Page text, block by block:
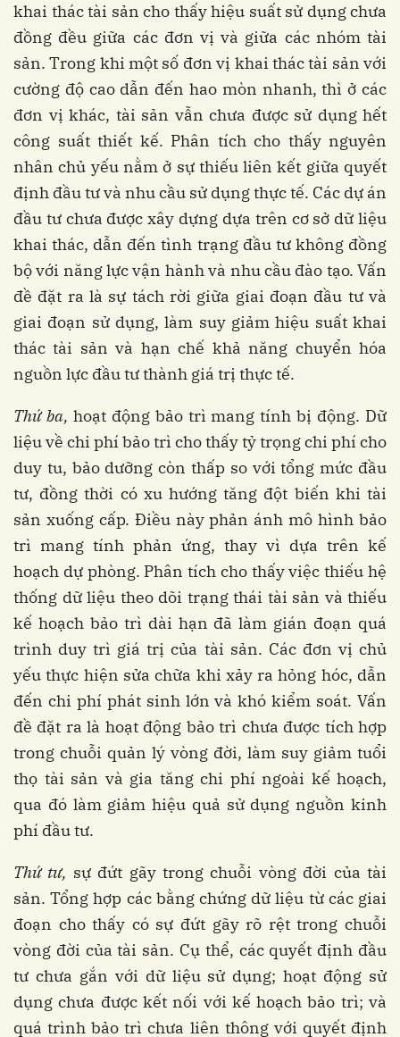
khai thác tài sản cho thấy hiệu suất sử dụng chưa
đồng đều giữa các đơn vị và giữa các nhóm tài
sản. Trong khi một số đơn vị khai thác tài sản với
cường độ cao dẫn đến hao mòn nhanh, thì ở các
đơn vị khác, tài sản vẫn chưa được sử dụng hết
công suất thiết kế. Phân tích cho thấy nguyên
nhân chủ yếu nằm ở sự thiếu liên kết giữa quyết
định đầu tư và nhu cầu sử dụng thực tế. Các dự án
đầu tư chưa được xây dựng dựa trên cơ sở dữ liệu
khai thác, dẫn đến tình trạng đầu tư không đồng
bộ với năng lực vận hành và nhu cầu đào tạo. Vấn
đề đặt ra là sự tách rời giữa giai đoạn đầu tư và
giai đoạn sử dụng, làm suy giảm hiệu suất khai
thác tài sản và hạn chế khả năng chuyển hóa
nguồn lực đầu tư thành giá trị thực tế.
Thứ ba, hoạt động bảo trì mang tính bị động. Dữ
liệu về chi phí bảo trì cho thấy tỷ trọng chi phí cho
duy tu, bảo dưỡng còn thấp so với tổng mức đầu
tư, đồng thời có xu hướng tăng đột biến khi tài
sản xuống cấp. Điều này phản ánh mô hình bảo
trì mang tính phản ứng, thay vì dựa trên kế
hoạch dự phòng. Phân tích cho thấy việc thiếu hệ
thống dữ liệu theo dõi trạng thái tài sản và thiếu
kế hoạch bảo trì dài hạn đã làm gián đoạn quá
trình duy trì giá trị của tài sản. Các đơn vị chủ
yếu thực hiện sửa chữa khi xảy ra hỏng hóc, dẫn
đến chi phí phát sinh lớn và khó kiểm soát. Vấn
đề đặt ra là hoạt động bảo trì chưa được tích hợp
trong chuỗi quản lý vòng đời, làm suy giảm tuổi
thọ tài sản và gia tăng chi phí ngoài kế hoạch,
qua đó làm giảm hiệu quả sử dụng nguồn kinh
phí đầu tư.
Thứ tư, sự đứt gãy trong chuỗi vòng đời của tài
sản. Tổng hợp các bằng chứng dữ liệu từ các giai
đoạn cho thấy có sự đứt gãy rõ rệt trong chuỗi
vòng đời của tài sản. Cụ thể, các quyết định đầu
tư chưa gắn với dữ liệu sử dụng; hoạt động sử
dụng chưa được kết nối với kế hoạch bảo trì; và
quá trình bảo trì chưa liên thông với quyết định